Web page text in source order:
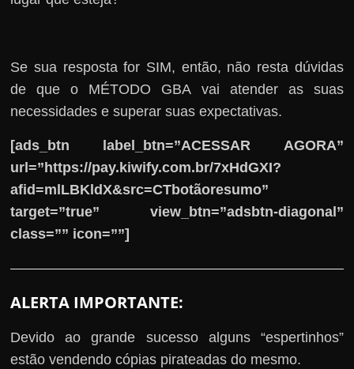
Se sua resposta for SIM, então, não resta dúvidas
de que o MÉTODO GBA vai atender as suas
necessidades e superar suas expectativas.
[ads_btn label_btn=”ACESSAR AGORA”
url=”https://pay.kiwify.com.br/7xHdGXI?
afid=mlLBKldX&src=CTbotãoresumo”
target=”true” view_btn=”adsbtn-diagonal”
class=”” icon=””]
ALERTA IMPORTANTE:
Devido ao grande sucesso alguns “espertinhos”
estão vendendo cópias pirateadas do mesmo.